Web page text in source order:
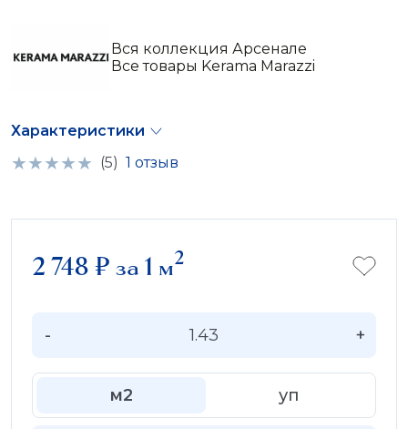
Вся коллекция Арсенале
Все товары Kerama Marazzi
Характеристики
(5) 1 отзыв
2 748₽за 1 м2
- +
м2 уп